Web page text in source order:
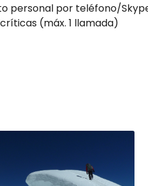
personal por teléfono/
(máx. 1 llamada)